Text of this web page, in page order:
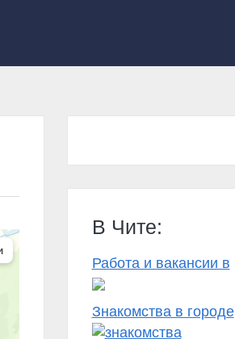
В Чите:
Работа и вакансии в
Знакомства в городе